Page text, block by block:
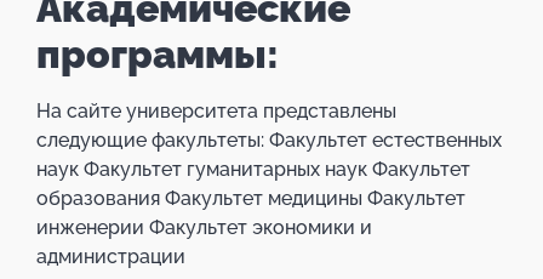
программы:
На сайте университета представлены
следующие факультеты: Факультет естественных
наук Факультет гуманитарных наук Факультет
образования Факультет медицины Факультет
инженерии Факультет экономики и
администрации